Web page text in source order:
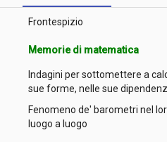
Frontespizio
Memorie di matematica
Indagini per sottomettere a
sue forme, nelle sue
Fenomeno de' barometri nel
luogo a luogo